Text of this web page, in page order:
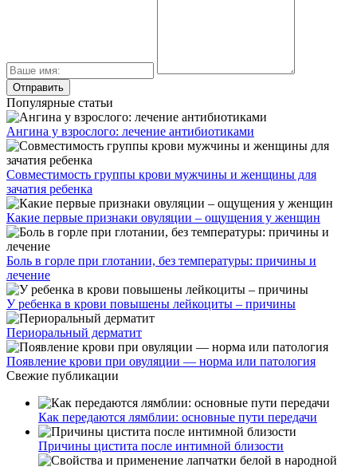
Популярные статьи
Ангина у взрослого: лечение антибиотиками
Совместимость группы крови мужчины и женщины для
зачатия ребенка
Какие первые признаки овуляции – ощущения у женщин
Боль в горле при глотании, без температуры: причины и
лечение
У ребенка в крови повышены лейкоциты – причины
Периоральный дерматит
Появление крови при овуляции — норма или патология
Свежие публикации
Как передаются лямблии: основные пути передачи
Причины цистита после интимной близости